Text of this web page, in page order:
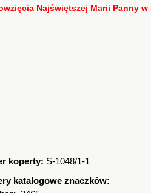
Najświętszej Marii Panny w
koperty: S-1048/1-1
katalogowe znaczków: